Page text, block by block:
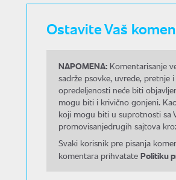
Ostavite Vaš
NAPOMENA: Komentarisanje
sadrže psovke, uvrede, pretnje
opredeljenosti neće biti
mogu biti i krivično gonjeni.
koji mogu biti u suprotnosti sa
promovisanjedrugih sajtova
Svaki korisnik pre pisanja
komentara prihvatate Politiku